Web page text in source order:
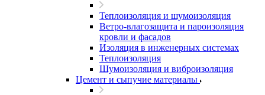
Теплоизоляция и шумоизоляция
Ветро-влагозащита и пароизоляция
кровли и фасадов
Изоляция в инженерных системах
Теплоизоляция
Шумоизоляция и виброизоляция
Цемент и сыпучие материалы